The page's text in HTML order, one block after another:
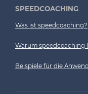
SPEEDCOACHING
Was ist speedcoaching?
Warum speedcoaching
Beispiele für die